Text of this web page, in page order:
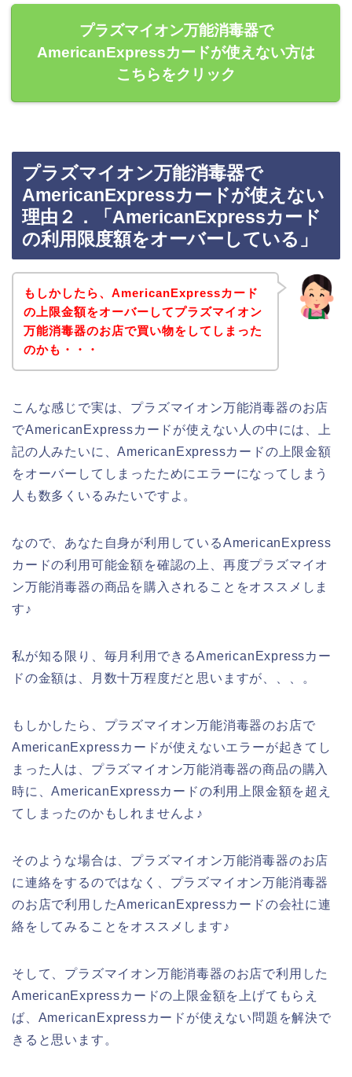
プラズマイオン万能消毒器で
AmericanExpressカードが使えない方は
こちらをクリック
プラズマイオン万能消毒器で
AmericanExpressカードが使えない
理由２．「AmericanExpressカード
の利用限度額をオーバーしている」
もしかしたら、AmericanExpressカード
の上限金額をオーバーしてプラズマイオン
万能消毒器のお店で買い物をしてしまった
のかも・・・
こんな感じで実は、プラズマイオン万能消毒器のお店
でAmericanExpressカードが使えない人の中には、上
記の人みたいに、AmericanExpressカードの上限金額
をオーバーしてしまったためにエラーになってしまう
人も数多くいるみたいですよ。
なので、あなた自身が利用しているAmericanExpress
カードの利用可能金額を確認の上、再度プラズマイオ
ン万能消毒器の商品を購入されることをオススメしま
す♪
私が知る限り、毎月利用できるAmericanExpressカー
ドの金額は、月数十万程度だと思いますが、、、。
もしかしたら、プラズマイオン万能消毒器のお店で
AmericanExpressカードが使えないエラーが起きてし
まった人は、プラズマイオン万能消毒器の商品の購入
時に、AmericanExpressカードの利用上限金額を超え
てしまったのかもしれませんよ♪
そのような場合は、プラズマイオン万能消毒器のお店
に連絡をするのではなく、プラズマイオン万能消毒器
のお店で利用したAmericanExpressカードの会社に連
絡をしてみることをオススメします♪
そして、プラズマイオン万能消毒器のお店で利用した
AmericanExpressカードの上限金額を上げてもらえ
ば、AmericanExpressカードが使えない問題を解決で
きると思います。